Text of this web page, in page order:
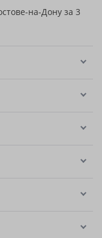
на-Дону за 3